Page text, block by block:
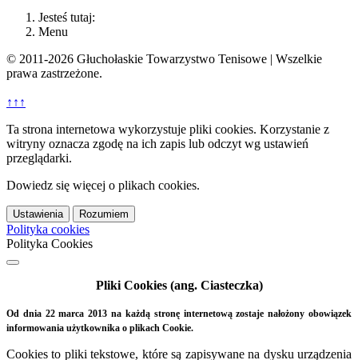
Jesteś tutaj:
Menu
© 2011-2026 Głuchołaskie Towarzystwo Tenisowe | Wszelkie
prawa zastrzeżone.
↑↑↑
Ta strona internetowa wykorzystuje pliki cookies. Korzystanie z
witryny oznacza zgodę na ich zapis lub odczyt wg ustawień
przeglądarki.
Dowiedz się więcej o plikach cookies.
Ustawienia Rozumiem
Polityka cookies
Polityka Cookies
Pliki Cookies (ang. Ciasteczka)
Od dnia 22 marca 2013 na każdą stronę internetową zostaje nałożony obowiązek
informowania użytkownika o plikach Cookie.
Cookies to pliki tekstowe, które są zapisywane na dysku urządzenia